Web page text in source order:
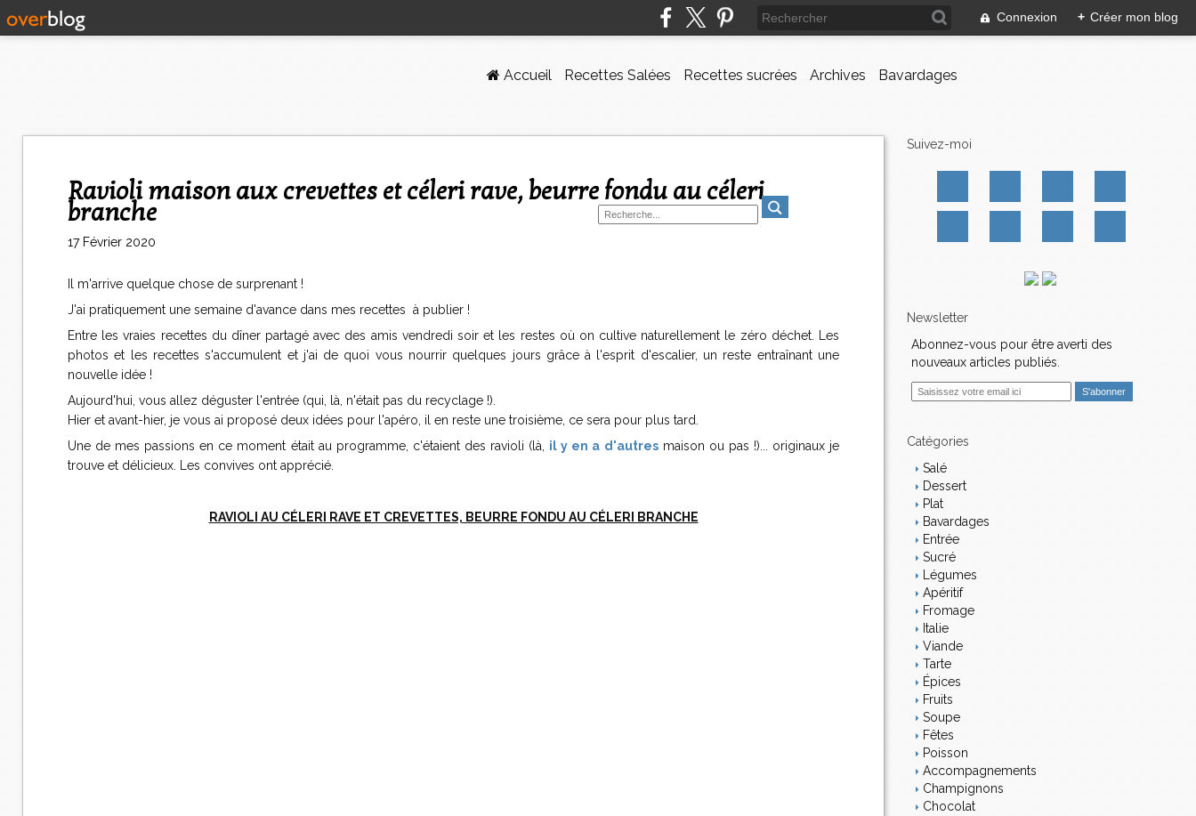
Connexion + Créer mon blog
Accueil Recettes Salées Recettes sucrées Archives Bavardages
Ravioli maison aux crevettes et céleri rave, beurre fondu au céleri
branche
17 Février 2020
Il m'arrive quelque chose de surprenant !
J'ai pratiquement une semaine d'avance dans mes recettes à publier !
Entre les vraies recettes du dîner partagé avec des amis vendredi soir et les restes où on cultive naturellement le zéro déchet. Les
photos et les recettes s'accumulent et j'ai de quoi vous nourrir quelques jours grâce à l'esprit d'escalier, un reste entraînant une
nouvelle idée !
Aujourd'hui, vous allez déguster l'entrée (qui, là, n'était pas du recyclage !).
Hier et avant-hier, je vous ai proposé deux idées pour l'apéro, il en reste une troisième, ce sera pour plus tard.
Une de mes passions en ce moment était au programme, c'étaient des ravioli (là, il y en a d'autresmaison ou pas !)... originaux je
trouve et délicieux. Les convives ont apprécié.
RAVIOLI AU CÉLERI RAVE ET CREVETTES, BEURRE FONDU AU CÉLERI BRANCHE
Suivez-moi
Newsletter
Abonnez-vous pour être averti des
nouveaux articles publiés.
i Catégories
Salé
Dessert
Plat
Bavardages
Entrée
Sucré
Légumes
Apéritif
Fromage
Italie
Viande
Tarte
Épices
Fruits
Soupe
Fêtes
Poisson
Accompagnements
Champignons
Chocolat